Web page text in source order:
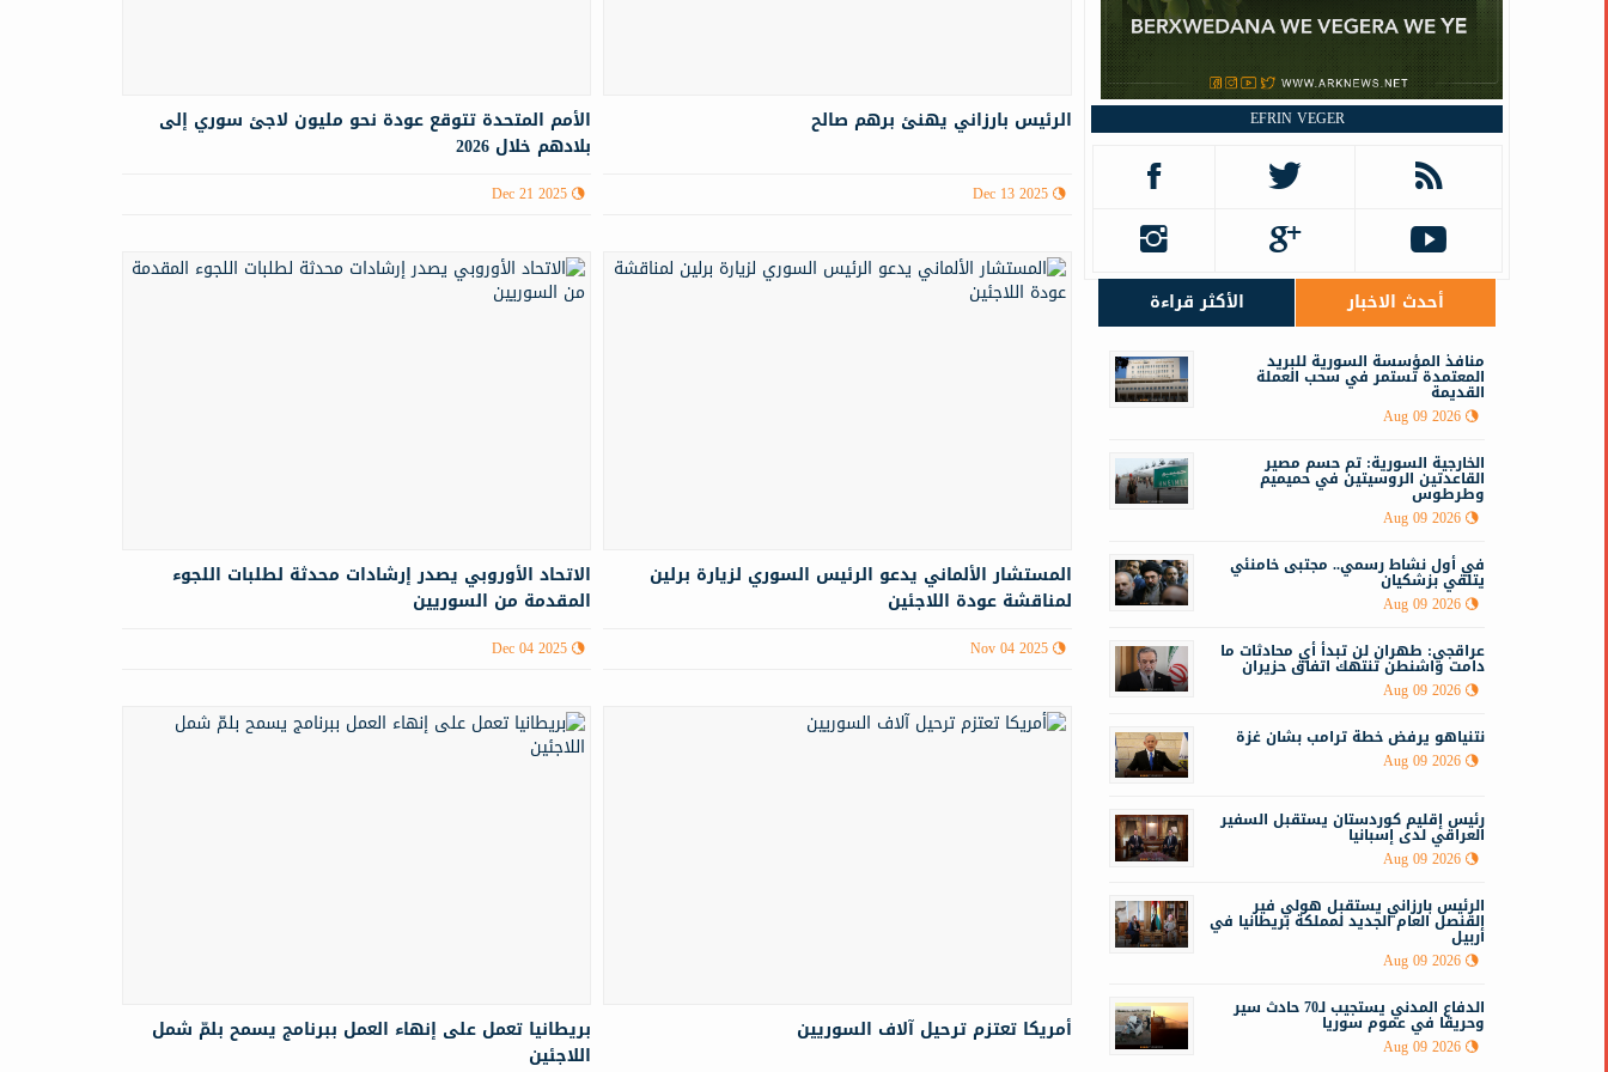
الأمم المتحدة تتوقع عودة نحو مليون لاجئ سوري إلى
بلادهم خلال 2026
Dec 21 2025
الرئيس بارزاني يهنئ برهم صالح
Dec 13 2025
الاتحاد الأوروبي يصدر إرشادات محدثة لطلبات اللجوء
المقدمة من السوريين
Dec 04 2025
المستشار الألماني يدعو الرئيس السوري لزيارة برلين
لمناقشة عودة اللاجئين
Nov 04 2025
بريطانيا تعمل على إنهاء العمل ببرنامج يسمح بلمّ شمل
اللاجئين
أمريكا تعتزم ترحيل آلاف السوريين
EFRIN VEGER
أحدث الاخبار الأكثر قراءة
منافذ المؤسسة السورية للبريد
المعتمدة تستمر في سحب العملة
القديمة
Aug 09 2026
الخارجية السورية: تم حسم مصير
القاعدتين الروسيتين في حميميم
وطرطوس
Aug 09 2026
في أول نشاط رسمي.. مجتبى خامنئي
يتلقي بزشكيان
Aug 09 2026
عراقجي: طهران لن تبدأ أي محادثات ما
دامت واشنطن تنتهك اتفاق حزيران
Aug 09 2026
نتنياهو يرفض خطة ترامب بشان غزة
Aug 09 2026
رئيس إقليم كوردستان يستقبل السفير
العراقي لدى إسبانيا
Aug 09 2026
الرئيس بارزاني يستقبل هولي فير
القنصل العام الجديد لمملكة بريطانيا في
أربيل
Aug 09 2026
الدفاع المدني يستجيب لـ70 حادث سير
وحريقا في عموم سوريا
Aug 09 2026